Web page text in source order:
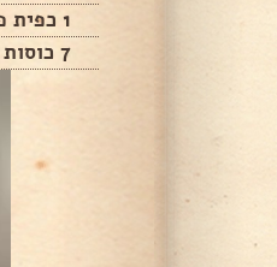
1 כפית פלפל שחור
7 כוסות מים